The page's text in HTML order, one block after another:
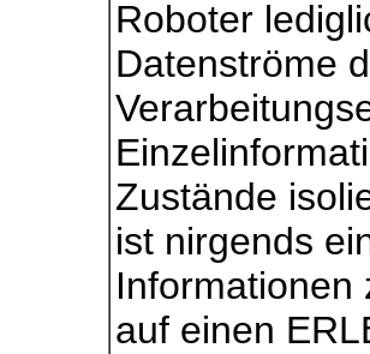
Roboter
Datenströme
Zustände
ist nirgends
Informationen
auf einen